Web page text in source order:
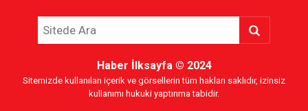
Haber İlksayfa© 2024
Sitemizde kullanılan içerik ve görsellerin tüm hakları saklıdır, izinsiz
kullanımı hukuki yaptırıma tabidir.